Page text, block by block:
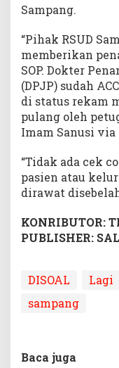
Sampang.
“Pihak RSUD
memberikan
SOP. Dokter
(DPJP) sudah
di status rekam
pulang oleh
Imam Sanusi
“Tidak ada cek
pasien atau
dirawat
KONRIBUTOR:
PUBLISHER:
DISOAL Lagi
sampang
Baca juga